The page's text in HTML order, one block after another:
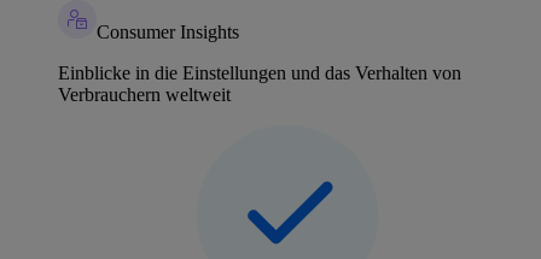
Consumer Insights
Einblicke in die Einstellungen und das Verhalten von
Verbrauchern weltweit